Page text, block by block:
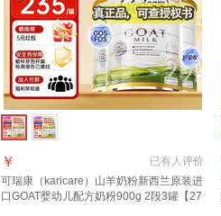
已有人评价
￥
可瑞康（karicare）山羊奶粉新西兰原装进
口GOAT婴幼儿配方奶粉900g 2段3罐【27